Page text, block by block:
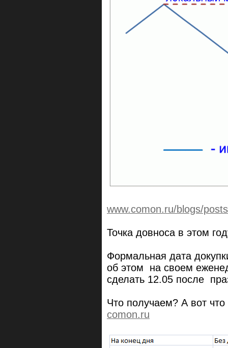
www.comon.ru/blogs/
Точка довноса в этом
Формальная дата
об этом на своем
сделать 12.05 после
Что получаем? А вот что
comon.ru